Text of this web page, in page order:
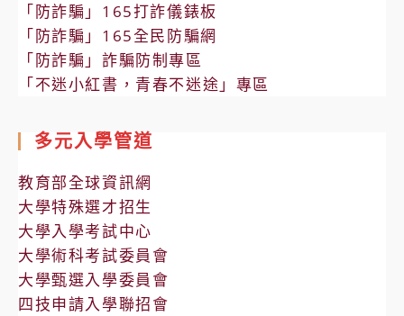
「防詐騙」165打詐儀錶板
「防詐騙」165全民防騙網
「防詐騙」詐騙防制專區
「不迷小紅書，青春不迷途」專區
多元入學管道
教育部全球資訊網
大學特殊選才招生
大學入學考試中心
大學術科考試委員會
大學甄選入學委員會
四技申請入學聯招會